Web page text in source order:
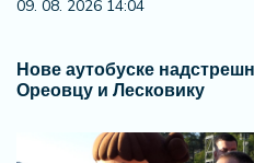
09. 08. 2026 14:04
Нове аутобуске
Ореовцу и Лесковику